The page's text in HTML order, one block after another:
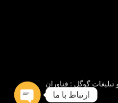
گوگل : فناوران
ارتباط با ما